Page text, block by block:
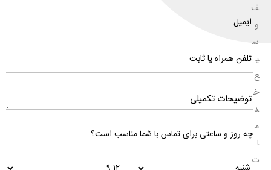
ف
و
س
ی
ع
خ
د
م
ا
ت
چه روز و ساعتی برای تماس با شما مناسب است؟